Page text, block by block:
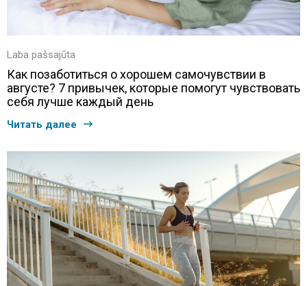
Laba pašsajūta
Как позаботиться о хорошем самочувствии в
августе? 7 привычек, которые помогут чувствовать
себя лучше каждый день
Читать далее